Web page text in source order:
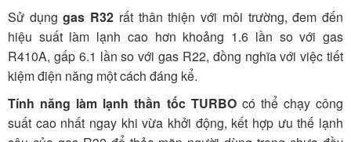
Sử dụnggas R32 rất thân thiện với môi trường, đem đến
hiệu suất làm lạnh cao hơn khoảng 1.6 lần so với gas
R410A, gấp 6.1 lần so với gas R22, đồng nghĩa với việc tiết
kiệm điện năng một cách đáng kể.
Tính năng làm lạnh thần tốc TURBO có thể chạy công
suất cao nhất ngay khi vừa khởi động, kết hợp ưu thế lạnh